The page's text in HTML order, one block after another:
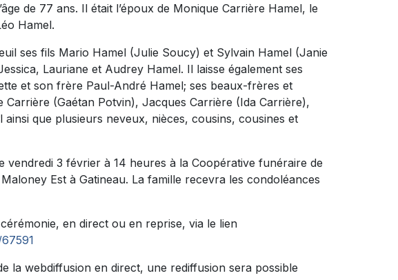
de 77 ans. Il était l’époux de Monique Carrière Hamel, le
Hamel.
ses fils Mario Hamel (Julie Soucy) et Sylvain Hamel (Janie
Lauriane et Audrey Hamel. Il laisse également ses
et son frère Paul-André Hamel; ses beaux-frères et
(Gaétan Potvin), Jacques Carrière (Ida Carrière),
que plusieurs neveux, nièces, cousins, cousines et
vendredi 3 février à 14 heures à la Coopérative funéraire de
Est à Gatineau. La famille recevra les condoléances
en direct ou en reprise, via le lien
la webdiffusion en direct, une rediffusion sera possible